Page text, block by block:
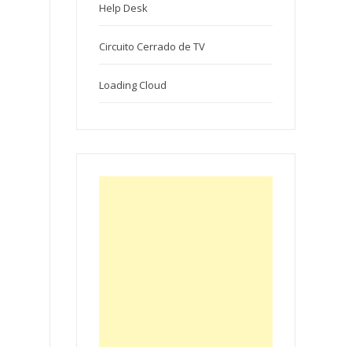
Help Desk
Circuito Cerrado de TV
Loading Cloud